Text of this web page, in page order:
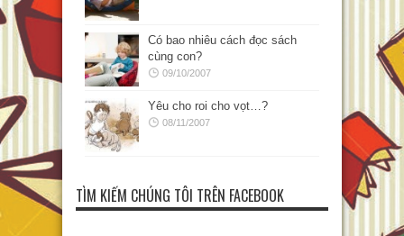
Có bao nhiêu cách đọc sách
cùng con?
09/10/2007
Yêu cho roi cho vọt…?
08/11/2007
TÌM KIẾM CHÚNG TÔI TRÊN FACEBOOK